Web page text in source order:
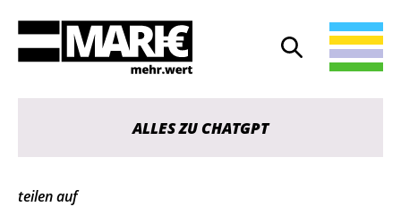
Suche öffnen
Suche
ALLES ZU CHATGPT
teilen auf